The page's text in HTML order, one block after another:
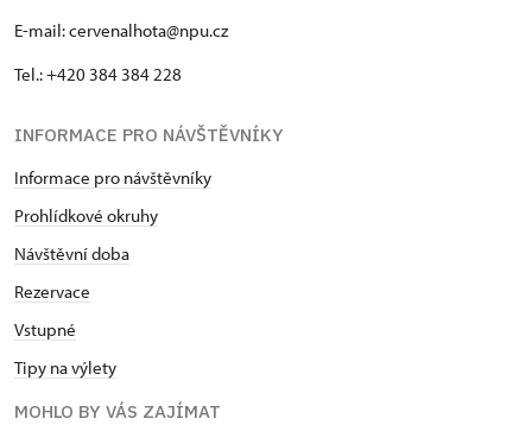
E-mail: cervenalhota@npu.cz
Tel.: +420 384 384 228
INFORMACE PRO NÁVŠTĚVNÍKY
Informace pro návštěvníky
Prohlídkové okruhy
Návštěvní doba
Rezervace
Vstupné
Tipy na výlety
MOHLO BY VÁS ZAJÍMAT